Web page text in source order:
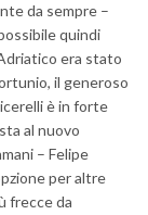
da sempre –
quindi
era stato
il generoso
è in forte
al nuovo
– Felipe
per altre
frecce da